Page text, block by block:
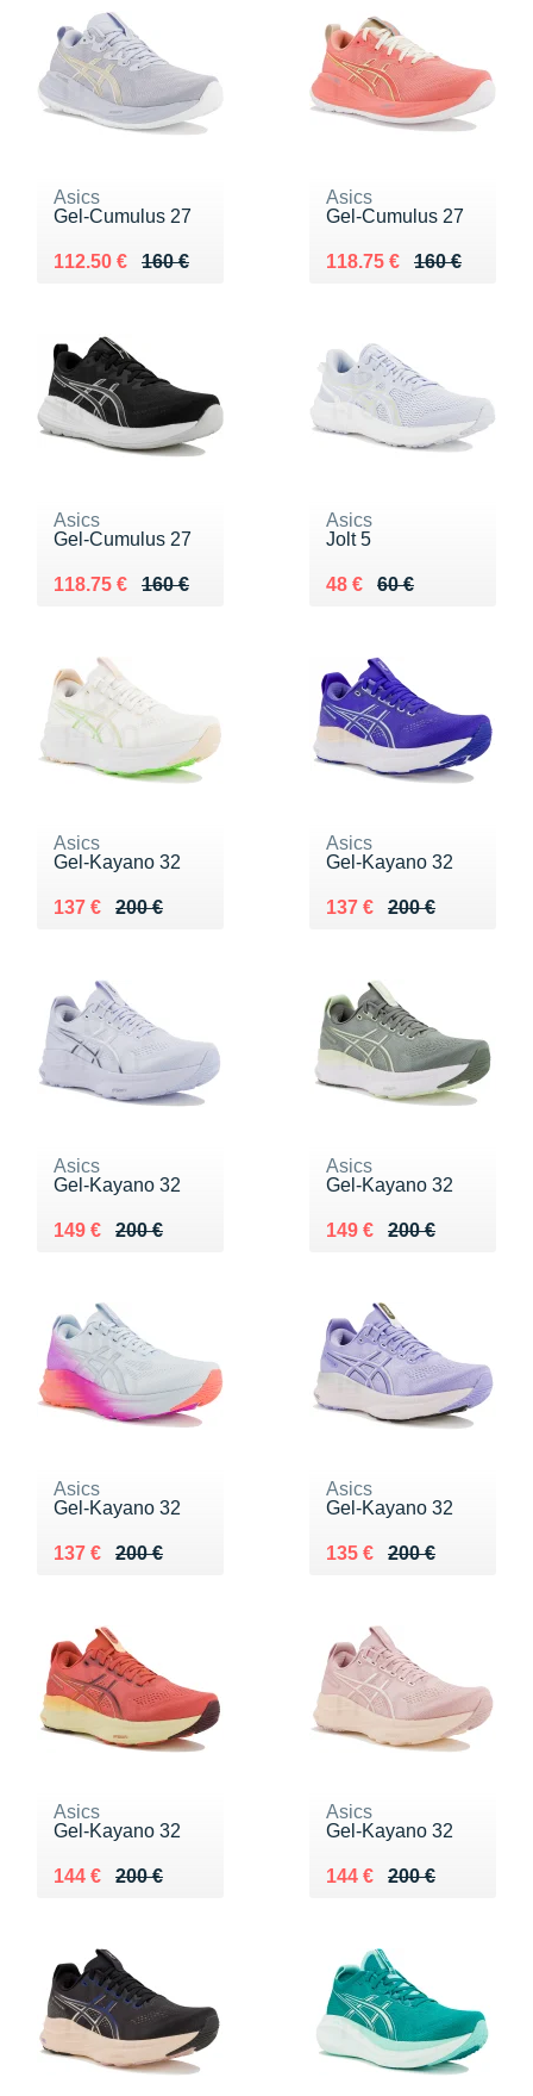
Asics
Gel-Cumulus 27
160 €
Au lieu de 160 €
112.50 €
Vendu 112.50 €
Asics
Gel-Cumulus 27
160 €
Au lieu de 160 €
118.75 €
Vendu 118.75 €
Asics
Gel-Cumulus 27
160 €
Au lieu de 160 €
118.75 €
Vendu 118.75 €
Asics
Jolt 5
60 €
Au lieu de 60 €
48 €
Vendu 48 €
Asics
Gel-Kayano 32
200 €
Au lieu de 200 €
137 €
Vendu 137 €
Asics
Gel-Kayano 32
200 €
Au lieu de 200 €
137 €
Vendu 137 €
Asics
Gel-Kayano 32
200 €
Au lieu de 200 €
149 €
Vendu 149 €
Asics
Gel-Kayano 32
200 €
Au lieu de 200 €
149 €
Vendu 149 €
Asics
Gel-Kayano 32
200 €
Au lieu de 200 €
137 €
Vendu 137 €
Asics
Gel-Kayano 32
200 €
Au lieu de 200 €
135 €
Vendu 135 €
Asics
Gel-Kayano 32
200 €
Au lieu de 200 €
144 €
Vendu 144 €
Asics
Gel-Kayano 32
200 €
Au lieu de 200 €
144 €
Vendu 144 €